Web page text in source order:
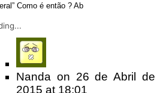
Como é então ? Ab
Nanda on 26 de Abril de
2015 at 18:01